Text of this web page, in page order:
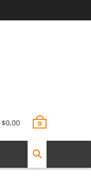
$0,00 0